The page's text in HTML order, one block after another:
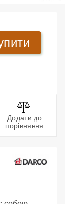
Додати до
порівняння